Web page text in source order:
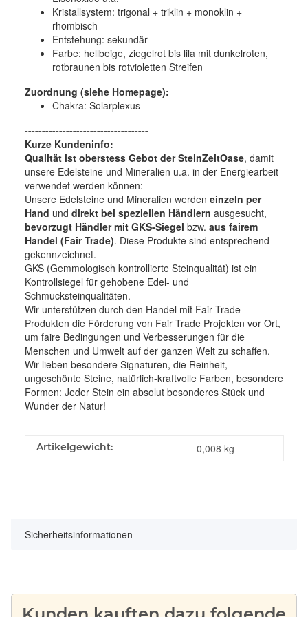
Kristallsystem: trigonal + triklin + monoklin +
rhombisch
Entstehung: sekundär
Farbe: hellbeige, ziegelrot bis lila mit dunkelroten,
rotbraunen bis rotvioletten Streifen
Zuordnung (siehe Homepage):
Chakra: Solarplexus
------------------------------------
Kurze Kundeninfo:
Qualität ist oberstess Gebot der SteinZeitOase, damit
unsere Edelsteine und Mineralien u.a. in der Energiearbeit
verwendet werden können:
Unsere Edelsteine und Mineralien werden einzeln per
Hand und direkt bei speziellen Händlern ausgesucht,
bevorzugt Händler mit GKS-Siegel bzw. aus fairem
Handel (Fair Trade). Diese Produkte sind entsprechend
gekennzeichnet.
GKS (Gemmologisch kontrollierte Steinqualität) ist ein
Kontrollsiegel für gehobene Edel- und
Schmucksteinqualitäten.
Wir unterstützen durch den Handel mit Fair Trade
Produkten die Förderung von Fair Trade Projekten vor Ort,
um faire Bedingungen und Verbesserungen für die
Menschen und Umwelt auf der ganzen Welt zu schaffen.
Wir lieben besondere Signaturen, die Reinheit,
ungeschönte Steine, natürlich-kraftvolle Farben, besondere
Formen: Jeder Stein ein absolut besonderes Stück und
Wunder der Natur!
Produkteigenschaft
Wert
Artikelgewicht: 0,008 kg
Sicherheitsinformationen